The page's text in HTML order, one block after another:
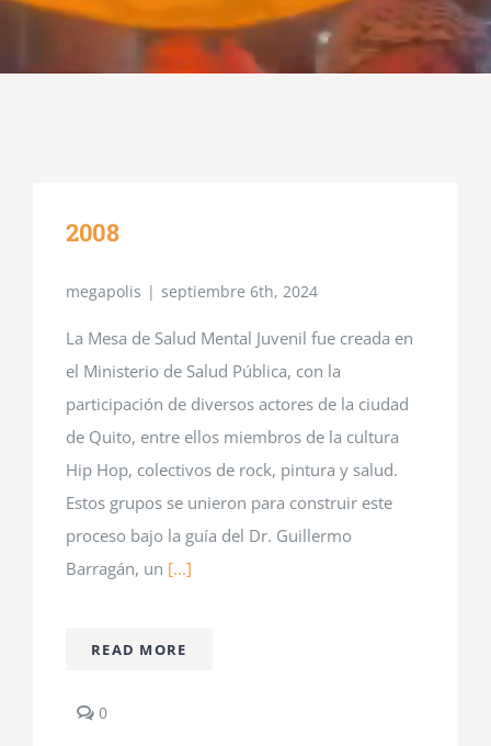
QUIÉNES NOS APOYAN?
2008
megapolis | septiembre 6th, 2024
La Mesa de Salud Mental Juvenil fue creada en
el Ministerio de Salud Pública, con la
participación de diversos actores de la ciudad
de Quito, entre ellos miembros de la cultura
Hip Hop, colectivos de rock, pintura y salud.
Estos grupos se unieron para construir este
proceso bajo la guía del Dr. Guillermo
Barragán, un [...]
READ MORE
0comments